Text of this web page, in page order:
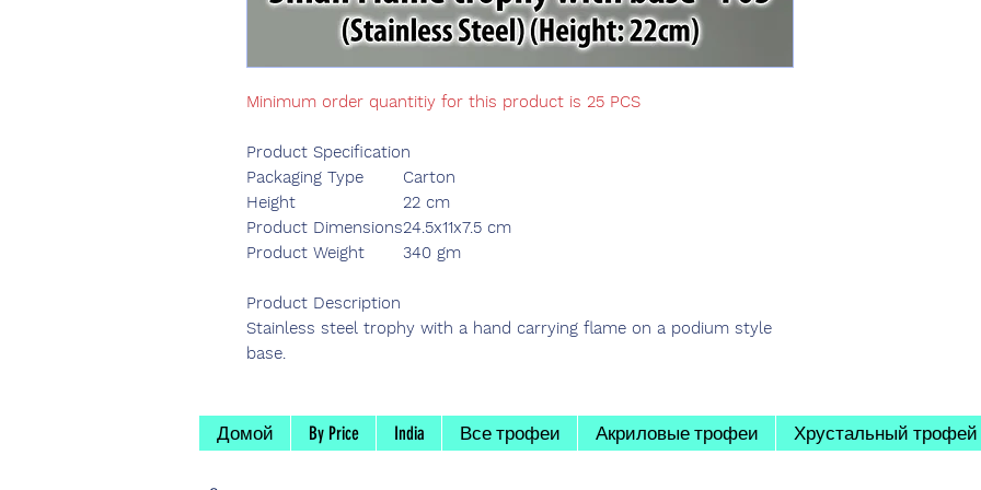
Minimum order quantitiy for this product is 25 PCS
Product Specification
Packaging Type
Carton
Height
22 cm
Product Dimensions24.5x11x7.5 cm
Product Weight
340 gm
Product Description
Stainless steel trophy with a hand carrying flame on a podium style
base.
Домой By Price India Все трофеи Акриловые трофеи Хрустальный трофей